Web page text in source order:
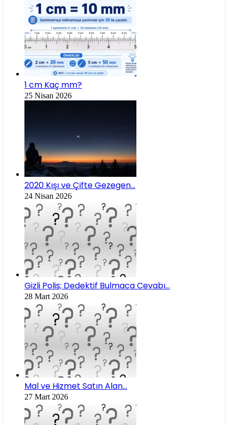
1 cm Kaç mm?
25 Nisan 2026
2020 Kışı ve Çifte Gezegen…
24 Nisan 2026
Gizli Polis; Dedektif Bulmaca Cevabı…
28 Mart 2026
Mal ve Hizmet Satın Alan…
27 Mart 2026